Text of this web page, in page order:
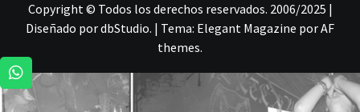
Copyright © Todos los derechos reservados. 2006/2025 |
Diseñado por dbStudio. | Tema: Elegant Magazine porAF
themes.